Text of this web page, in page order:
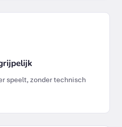
speelt, zonder technisch